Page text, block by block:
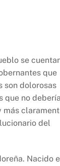
se
que
son dolorosas
que no
más
del
Nacido